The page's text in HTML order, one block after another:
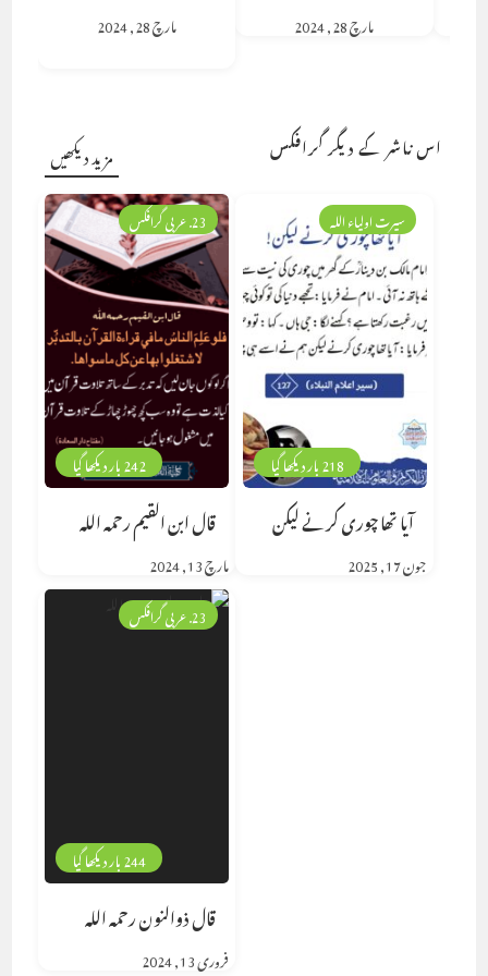
مارچ 28, 2024 مارچ 28, 2024
اس ناشر کے دیگر گرافکس مزید دیکھیں
242 بار دیکھا گیا
23. عربی گرافکس
قال ابن القيم رحمه الله
مارچ 13, 2024
218 بار دیکھا گیا
سیرت اولیاء اللہ
آیا تھا چوری کرنے لیکن
جون 17, 2025
244 بار دیکھا گیا
23. عربی گرافکس
قال ذوالنون رحمه الله
فروری 13, 2024